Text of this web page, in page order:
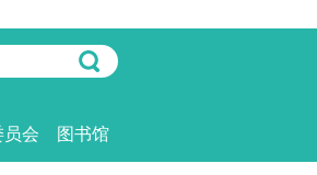
员会 图书馆